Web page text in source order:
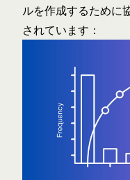
ルを作成するために
されています：